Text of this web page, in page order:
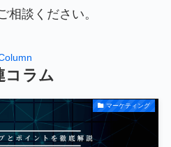
相談ください。
コラム
マーケティング